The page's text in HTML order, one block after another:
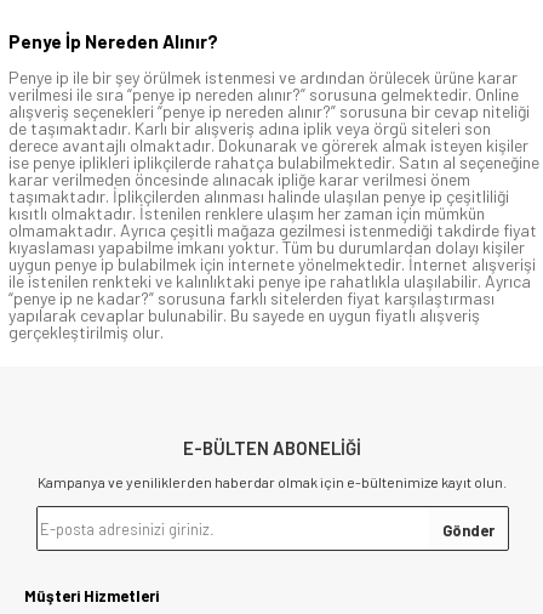
Penye İp Nereden Alınır?
Penye ip ile bir şey örülmek istenmesi ve ardından örülecek ürüne karar
verilmesi ile sıra “penye ip nereden alınır?” sorusuna gelmektedir. Online
alışveriş seçenekleri “penye ip nereden alınır?” sorusuna bir cevap niteliği
de taşımaktadır. Karlı bir alışveriş adına iplik veya örgü siteleri son
derece avantajlı olmaktadır. Dokunarak ve görerek almak isteyen kişiler
ise penye iplikleri iplikçilerde rahatça bulabilmektedir. Satın al seçeneğine
karar verilmeden öncesinde alınacak ipliğe karar verilmesi önem
taşımaktadır. İplikçilerden alınması halinde ulaşılan penye ip çeşitliliği
kısıtlı olmaktadır. İstenilen renklere ulaşım her zaman için mümkün
olmamaktadır. Ayrıca çeşitli mağaza gezilmesi istenmediği takdirde fiyat
kıyaslaması yapabilme imkanı yoktur. Tüm bu durumlardan dolayı kişiler
uygun penye ip bulabilmek için internete yönelmektedir. İnternet alışverişi
ile istenilen renkteki ve kalınlıktaki penye ipe rahatlıkla ulaşılabilir. Ayrıca
“penye ip ne kadar?” sorusuna farklı sitelerden fiyat karşılaştırması
yapılarak cevaplar bulunabilir. Bu sayede en uygun fiyatlı alışveriş
gerçekleştirilmiş olur.
E-BÜLTEN ABONELİĞİ
Kampanya ve yeniliklerden haberdar olmak için e-bültenimize kayıt olun.
Müşteri Hizmetleri